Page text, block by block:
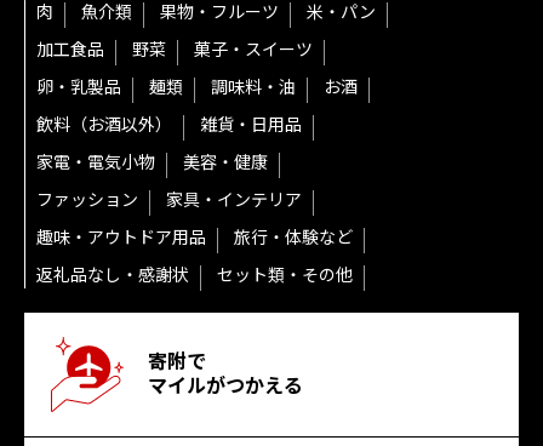
肉 魚介類 果物・フルーツ
米・パン
加工食品
野菜
菓子・スイーツ
卵・乳製品
麺類 調味料・油
お酒
飲料（お酒以外）
雑貨・日用品
家電・電気小物
美容・健康
ファッション
家具・インテリア
趣味・アウトドア用品
旅行・体験など
返礼品なし・感謝状
セット類・その他
寄附で
マイルがつかえる